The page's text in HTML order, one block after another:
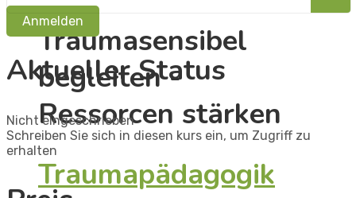
Traumasensibel
begleiten -
Ressorcen stärken
Traumapädagogik
Anmelden
Aktueller Status
Nicht eingeschrieben
Schreiben Sie sich in diesen kurs ein, um Zugriff zu
erhalten